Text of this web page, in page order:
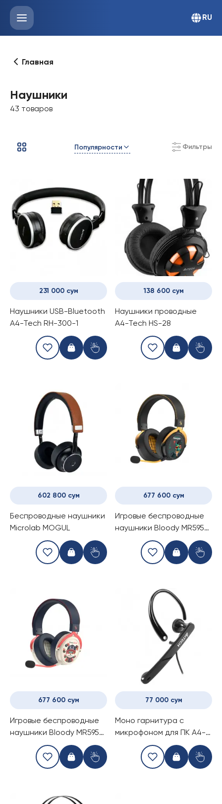
RU
Главная
Наушники
43 товаров
Популярности Фильтры
231 000 сум
Наушники USB-Bluetooth
A4-Tech RH-300-1
138 600 сум
Наушники проводные
A4-Tech HS-28
602 800 сум
Беспроводные наушники
Microlab MOGUL
677 600 сум
Игровые беспроводные
наушники Bloody MR595
Midnight/Sunset
Renegade
677 600 сум
Игровые беспроводные
наушники Bloody MR595
Proxy Boom
77 000 сум
Моно гарнитура с
микрофоном для ПК A4-
Tech S-7-1